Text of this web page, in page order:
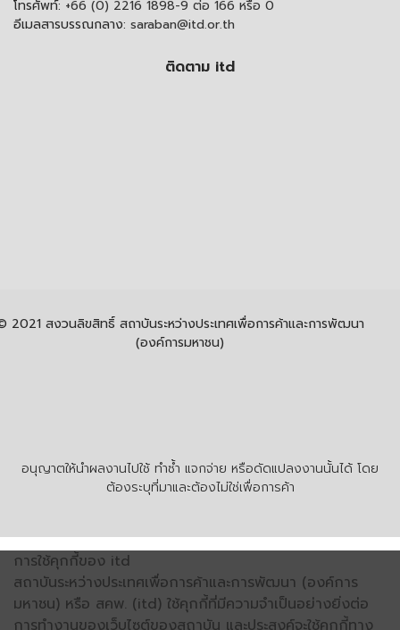
โทรศัพท์: +66 (0) 2216 1898-9 ต่อ 166 หรือ 0
อีเมลสารบรรณกลาง: saraban@itd.or.th
ติดตาม itd
อนุญาตให้นำผลงานไปใช้ ทำซ้ำ แจกจ่าย หรือดัดแปลงงานนั้นได้ โดย
ต้องระบุที่มาและต้องไม่ใช่เพื่อการค้า
2021 สงวนลิขสิทธิ์ สถาบันระหว่างประเทศเพื่อการค้าและการพัฒนา
(องค์การมหาชน)
การใช้คุกกี้ของ itd
สถาบันระหว่างประเทศเพื่อการค้าและการพัฒนา (องค์การ
มหาชน) หรือ สคพ. (itd) ใช้คุกกี้ที่มีความจำเป็นอย่างยิ่งต่อ
การทำงานของเว็บไซต์ของสถาบัน และประสงค์จะใช้คุกกี้ทาง